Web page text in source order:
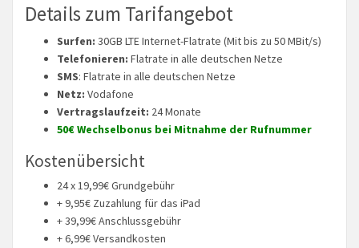
Details zum Tarifangebot
Surfen: 30GB LTE Internet-Flatrate (Mit bis zu 50 MBit/s)
Telefonieren: Flatrate in alle deutschen Netze
SMS: Flatrate in alle deutschen Netze
Netz: Vodafone
Vertragslaufzeit: 24 Monate
50€ Wechselbonus bei Mitnahme der Rufnummer
Kostenübersicht
24 x 19,99€ Grundgebühr
+ 9,95€ Zuzahlung für das iPad
+ 39,99€ Anschlussgebühr
+ 6,99€ Versandkosten